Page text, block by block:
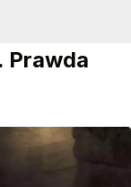
Prawda